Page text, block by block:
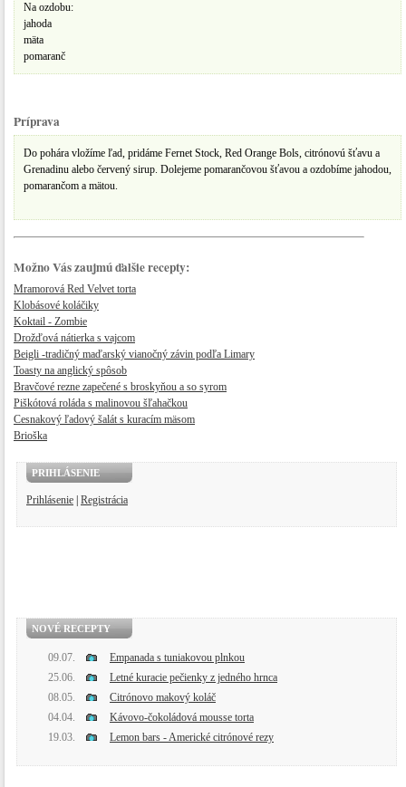
Na ozdobu:
jahoda
mäta
pomaranč
Príprava
Do pohára vložíme ľad, pridáme Fernet Stock, Red Orange Bols, citrónovú šťavu a
Grenadinu alebo červený sirup. Dolejeme pomarančovou šťavou a ozdobíme jahodou,
pomarančom a mätou.
Možno Vás zaujmú ďalšie recepty:
Mramorová Red Velvet torta​
Klobásové koláčiky
Koktail - Zombie
Drožďová nátierka s vajcom
Beigli -tradičný maďarský vianočný závin podľa Limary
Toasty na anglický spôsob
Bravčové rezne zapečené s broskyňou a so syrom
Piškótová roláda s malinovou šľahačkou
Cesnakový ľadový šalát s kuracím mäsom
Brioška
PRIHLÁSENIE
Prihlásenie Registrácia
NOVÉ RECEPTY
09.07.
Empanada s tuniakovou plnkou
25.06.
Letné kuracie pečienky z jedného hrnca
08.05.
Citrónovo makový koláč
04.04.
Kávovo-čokoládová mousse torta
19.03.
Lemon bars - Americké citrónové rezy